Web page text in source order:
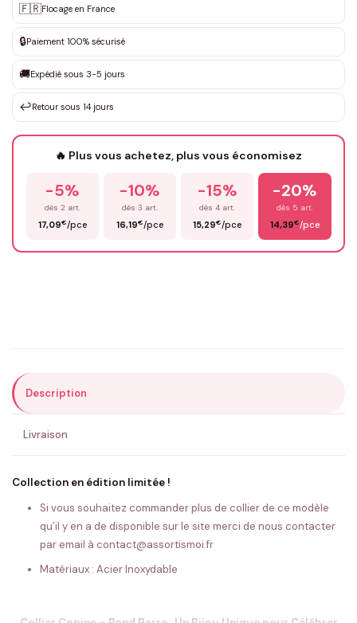
✨ Personnalisation sur mesure
Votre texte / idée*
🇫🇷Flocage en France
🔒Paiement 100% sécurisé
🚚Expédié sous 3-5 jours
↩️Retour sous 14 jours
🔥 Plus vous achetez, plus vous économisez
-5%
dès 2 art.
17,09€/pce
-10%
dès 3 art.
16,19€/pce
-15%
dès 4 art.
15,29€/pce
-20%
dès 5 art.
14,39€/pce
Description
Livraison
Collection en édition limitée !
Si vous souhaitez commander plus de collier de ce modèle
qu’il y en a de disponible sur le site merci de nous contacter
par email à contact@assortismoi.fr
Matériaux : Acier Inoxydable